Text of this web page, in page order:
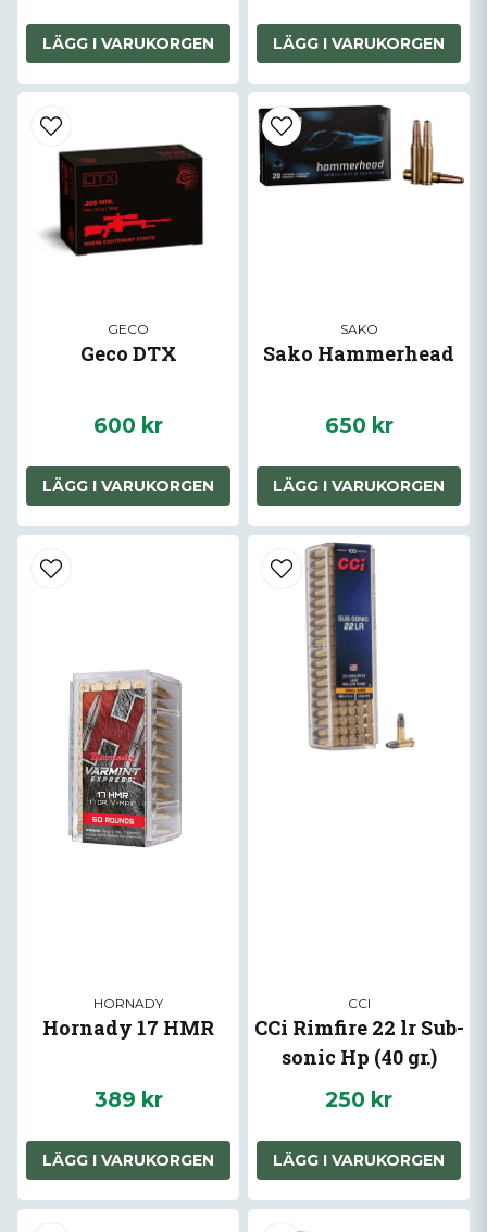
LÄGG I VARUKORGEN LÄGG I VARUKORGEN
GECO
Geco DTX
600 kr
LÄGG I VARUKORGEN
SAKO
Sako Hammerhead
650 kr
LÄGG I VARUKORGEN
HORNADY
Hornady 17 HMR
389 kr
LÄGG I VARUKORGEN
CCI
CCi Rimfire 22 lr Sub-
sonic Hp (40 gr.)
100/Box
250 kr
LÄGG I VARUKORGEN